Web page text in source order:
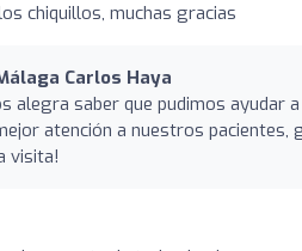
chiquillos, muchas gracias
Carlos Haya
alegra saber que pudimos ayudar
atención a nuestros pacientes,
visita!